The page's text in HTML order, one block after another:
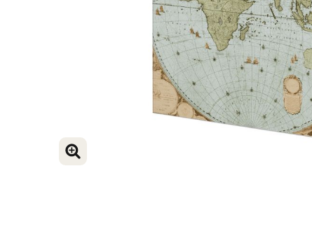
VERGROOT AFBEELDING
VERGROOT AFBEELDING